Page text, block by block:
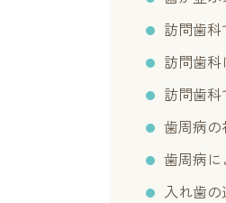
訪問歯
訪問歯科
訪問歯科
歯周病の
歯周病に
入れ歯